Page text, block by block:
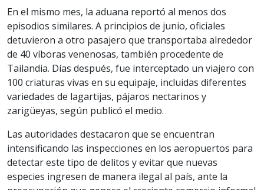
En el mismo mes, la aduana reportó al menos dos
episodios similares. A principios de junio, oficiales
detuvieron a otro pasajero que transportaba alrededor
de 40 víboras venenosas, también procedente de
Tailandia. Días después, fue interceptado un viajero con
100 criaturas vivas en su equipaje, incluidas diferentes
variedades de lagartijas, pájaros nectarinos y
zarigüeyas, según publicó el medio.
Las autoridades destacaron que se encuentran
intensificando las inspecciones en los aeropuertos para
detectar este tipo de delitos y evitar que nuevas
especies ingresen de manera ilegal al país, ante la